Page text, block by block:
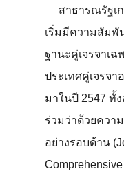
สาธารณรัฐเก
เริ่มมีความสัมพั
ฐานะคู่เจรจาเ
ประเทศคู่เจรจา
มาในปี 2547 ทั้
ร่วมว่าด้วยควา
อย่างรอบด้าน